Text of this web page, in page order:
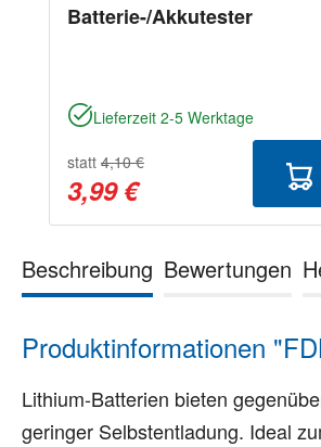
Batterie-/Akkutester
Lieferzeit 2-5 Werktage
statt 4,10 €
3,99 €
Beschreibung Bewertungen
Produktinformationen
Lithium-Batterien bieten
geringer Selbstentladung. Ideal